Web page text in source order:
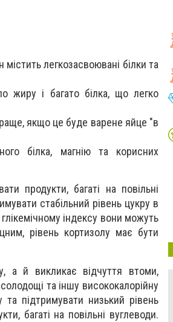
містить легкозасвоювані білки та
жиру і багато білка, що легко
якщо це буде варене яйце "в
білка, магнію та корисних
продукти, багаті на повільні
стабільний рівень цукру в
індексу вони можуть
рівень кортизолу має бути
а й викликає відчуття втоми,
та іншу висококалорійну
підтримувати низький рівень
багаті на повільні вуглеводи.